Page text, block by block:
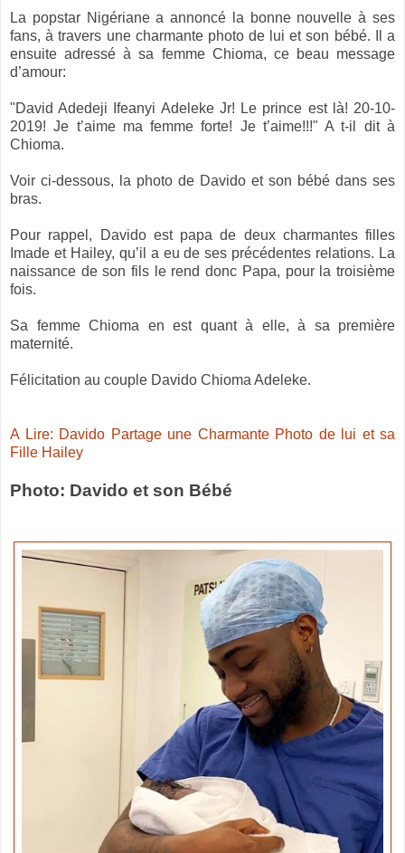
La popstar Nigériane a annoncé la bonne nouvelle à ses
fans, à travers une charmante photo de lui et son bébé. Il a
ensuite adressé à sa femme Chioma, ce beau message
d’amour:
"David Adedeji Ifeanyi Adeleke Jr! Le prince est là! 20-10-
2019! Je t’aime ma femme forte! Je t’aime!!!" A t-il dit à
Chioma.
Voir ci-dessous, la photo de Davido et son bébé dans ses
bras.
Pour rappel, Davido est papa de deux charmantes filles
Imade et Hailey, qu’il a eu de ses précédentes relations. La
naissance de son fils le rend donc Papa, pour la troisième
fois.
Sa femme Chioma en est quant à elle, à sa première
maternité.
Félicitation au couple Davido Chioma Adeleke.
A Lire: Davido Partage une Charmante Photo de lui et sa
Fille Hailey
Photo: Davido et son Bébé